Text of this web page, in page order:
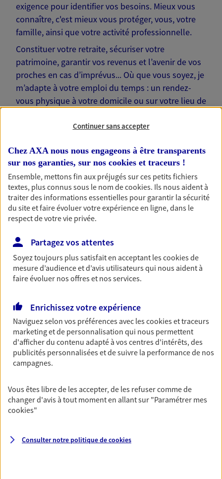
exigence pour identifier vos besoins. Mieux vous
connaître, c'est mieux vous protéger, vous, votre
famille, ainsi que votre activité professionnelle.
Constituer votre retraite, sécuriser votre
patrimoine, garantir vos revenus et l’avenir de vos
proches en cas d’imprévus... Où que vous soyez, je
m’adapte à votre emploi du temps : un rendez-
vous physique à votre domicile ou sur votre lieu de
Nos offres phares
Épargne
Réalisez vos projets grâce à votre épargne : achat
immobilier, études des enfants ou voyage autour
du monde… Épargnez à votre rythme et
simplement, selon votre profil.
Préparez sereinement ce nouveau chapitre de
votre vie avec les conseils d'un expert. Découvrez
notre solution PER (Plan Epargne Retraite)
spécialement conçue pour la retraite.
Couvrez vos dépenses de santé ainsi que celles de
votre famille avec la complémentaire santé qui
vous ressemble.
Prévoyance
Continuer sans accepter
Chez AXA nous nous engageons à être transparents
sur nos garanties, sur nos cookies et traceurs !
Ensemble, mettons fin aux préjugés sur ces petits fichiers
textes, plus connus sous le nom decookies. Ils nous aident à
traiter des informations essentielles pour garantir la sécurité
du site et faire évoluer votre expérience en ligne, dans le
respect de votre vie privée.
Partagez vos attentes
Soyez toujours plus satisfait en acceptant lescookiesde
mesure d’audience et d’avis utilisateurs qui nous aident à
faire évoluer nos offres et nos services.
Enrichissez votre expérience
Naviguez selon vos préférences avec lescookies et traceurs
marketing et de personnalisation qui nous permettent
d'afficher du contenu adapté à vos centres d'intérêts, des
publicités personnalisées et de suivre la performance de nos
campagnes.
Vous êtes libre de les accepter, de les refuser comme de
changer d'avis à tout moment en allant sur "Paramétrer mes
cookies"
Consulter notre politique decookies